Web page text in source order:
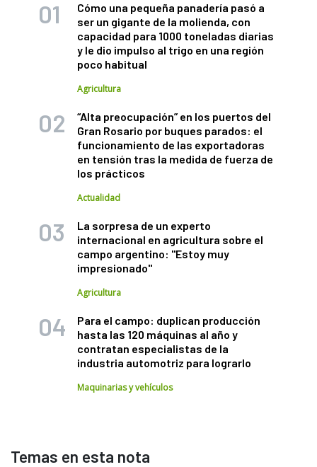
Cómo una pequeña panadería pasó a
ser un gigante de la molienda, con
capacidad para 1000 toneladas diarias
y le dio impulso al trigo en una región
poco habitual
Agricultura
“Alta preocupación” en los puertos del
Gran Rosario por buques parados: el
funcionamiento de las exportadoras
en tensión tras la medida de fuerza de
los prácticos
Actualidad
La sorpresa de un experto
internacional en agricultura sobre el
campo argentino: "Estoy muy
impresionado"
Agricultura
Para el campo: duplican producción
hasta las 120 máquinas al año y
contratan especialistas de la
industria automotriz para lograrlo
Maquinarias y vehículos
Temas en esta nota